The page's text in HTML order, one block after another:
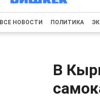
ВСЕ НОВОСТИ ПОЛИТИКА
В